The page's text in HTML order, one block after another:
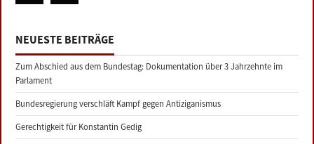
NEUESTE BEITRÄGE
Zum Abschied aus dem Bundestag: Dokumentation über 3 Jahrzehnte im
Parlament
Bundesregierung verschläft Kampf gegen Antiziganismus
Gerechtigkeit für Konstantin Gedig